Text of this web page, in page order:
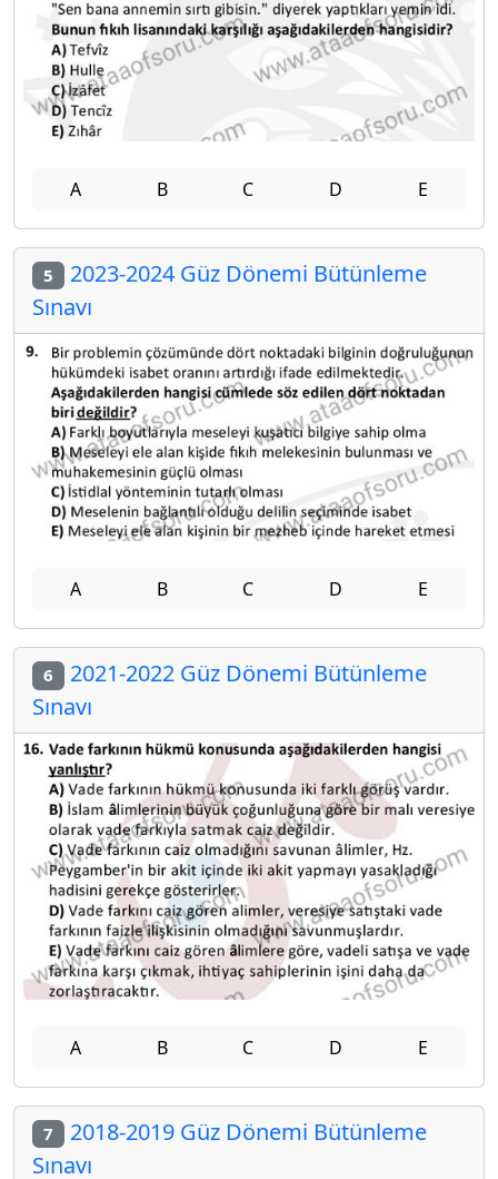
A B C D E
5 2023-2024 Güz Dönemi Bütünleme
Sınavı
A B C D E
6 2021-2022 Güz Dönemi Bütünleme
Sınavı
A B C D E
7 2018-2019 Güz Dönemi Bütünleme
Sınavı